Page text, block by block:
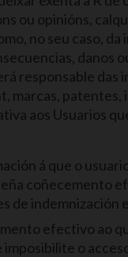
ou opinións,
no seu caso,
danos
responsable
marcas,
aos Usuarios
á que o
coñecemento
de indemnización
efectivo ao
o